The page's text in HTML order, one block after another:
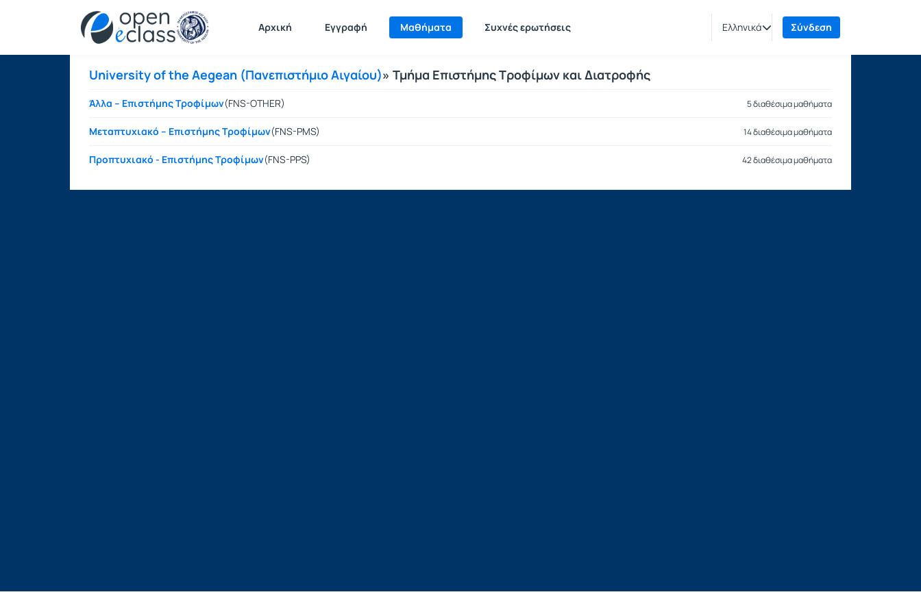
Αρχική Εγγραφή Μαθήματα Συχνές ερωτήσεις Ελληνικά Σύνδεση
Μαθήματα
University of the Aegean (Πανεπιστήμιο Αιγαίου)» Τμήμα Επιστήμης Τροφίμων και Διατροφής
Άλλα – Επιστήμης Τροφίμων(FNS-OTHER) 5 διαθέσιμα μαθήματα
Μεταπτυχιακό – Επιστήμης Τροφίμων(FNS-PMS) 14 διαθέσιμα μαθήματα
Προπτυχιακό - Επιστήμης Τροφίμων(FNS-PPS) 42 διαθέσιμα μαθήματα